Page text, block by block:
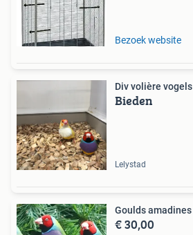
Bezoek website
Div volière vogels
Bieden
Lelystad
Goulds amadines
€ 30,00